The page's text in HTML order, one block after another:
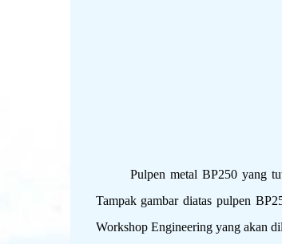
Pulpen metal BP250 yang
Tampak gambar diatas pulpen
Workshop Engineering yang akan